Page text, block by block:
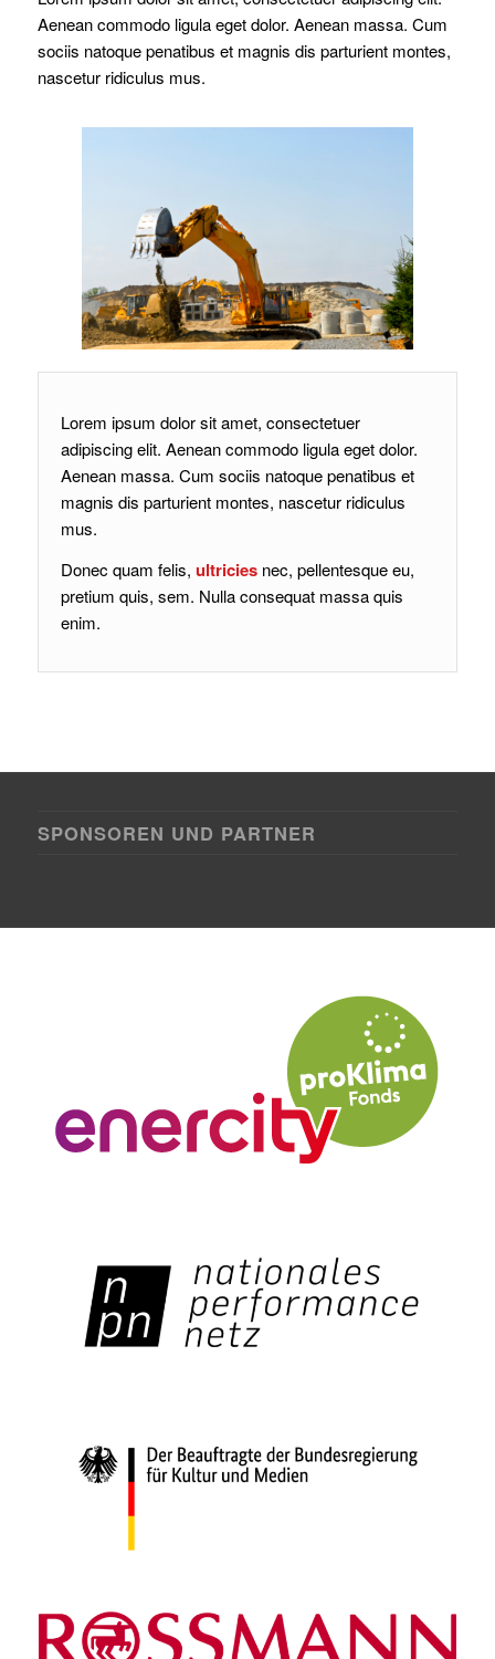
Aenean commodo ligula eget dolor. Aenean massa. Cum
sociis natoque penatibus et magnis dis parturient montes,
nascetur ridiculus mus.
Lorem ipsum dolor sit amet, consectetuer
adipiscing elit. Aenean commodo ligula eget dolor.
Aenean massa. Cum sociis natoque penatibus et
magnis dis parturient montes, nascetur ridiculus
mus.
Donec quam felis, ultriciesnec, pellentesque eu,
pretium quis, sem. Nulla consequat massa quis
enim.
SPONSOREN UND PARTNER